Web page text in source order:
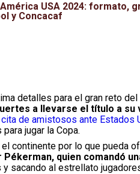
América USA 2024:
y Concacaf
detalles para el gran reto del
a llevarse el título a su
de amistosos ante Estados
jugar la Copa.
continente por lo que pueda
quien comandó
sacando al estrellato